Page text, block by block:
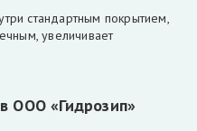
стандартным покрытием,
увеличивает
ООО «Гидрозип»